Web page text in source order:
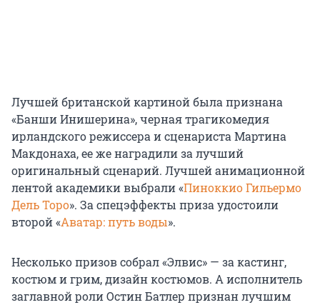
Лучшей британской картиной была признана
«Банши Инишерина», черная трагикомедия
ирландского режиссера и сценариста Мартина
Макдонаха, ее же наградили за лучший
оригинальный сценарий. Лучшей анимационной
лентой академики выбрали «Пиноккио Гильермо
Дель Торо». За спецэффекты приза удостоили
второй «Аватар: путь воды».
Несколько призов собрал «Элвис» — за кастинг,
костюм и грим, дизайн костюмов. А исполнитель
заглавной роли Остин Батлер признан лучшим